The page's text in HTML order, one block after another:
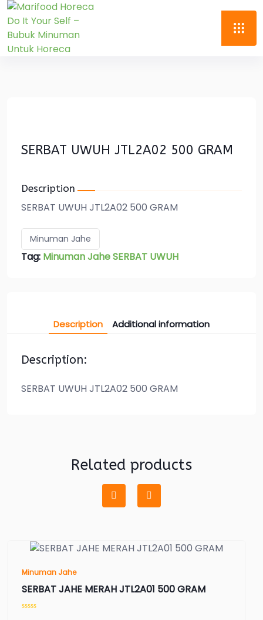
SERBAT UWUH JTL2A02 500 GRAM
Description
SERBAT UWUH JTL2A02 500 GRAM
Minuman Jahe
Tag: Minuman Jahe SERBAT UWUH
Description Additional information
Description:
SERBAT UWUH JTL2A02 500 GRAM
Related products
Minuman Jahe
SERBAT JAHE MERAH JTL2A01 500 GRAM